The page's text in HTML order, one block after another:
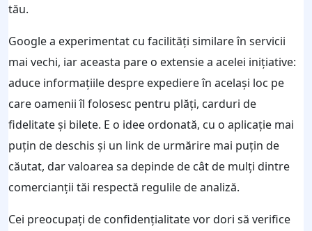
tău.
Google a experimentat cu facilități similare în servicii
mai vechi, iar aceasta pare o extensie a acelei inițiative:
aduce informațiile despre expediere în același loc pe
care oamenii îl folosesc pentru plăți, carduri de
fidelitate și bilete. E o idee ordonată, cu o aplicație mai
puțin de deschis și un link de urmărire mai puțin de
căutat, dar valoarea sa depinde de cât de mulți dintre
comercianții tăi respectă regulile de analiză.
Cei preocupați de confidențialitate vor dori să verifice